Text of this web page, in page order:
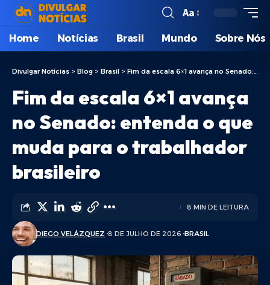
Aa
Home Notícias Brasil Mundo Sobre Nós
Divulgar Notícias > Blog > Brasil > Fim da escala 6×1 avança no Senado: entenda o que muda para o trabalhador brasileiro
Fim da escala 6×1 avança
no Senado: entenda o que
muda para o trabalhador
brasileiro
DIEGO VELÁZQUEZ 8 DE JULHO DE 2026 BRASIL
8 MIN DE LEITURA